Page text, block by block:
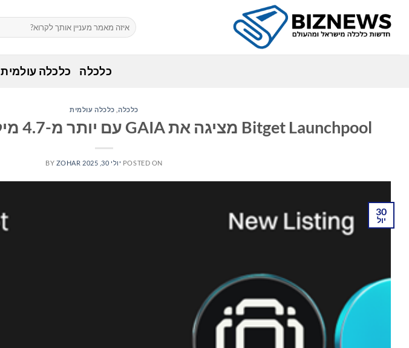
content
כלכלה כלכלה עולמית
כלכלה, כלכלה עולמית
Bitget Launchpool מציגה את GAIA עם יותר מ-4.7 מיליון אסימונים כתגמולים
POSTED ON יולי 30, 2025 BY ZOHAR
30
יול